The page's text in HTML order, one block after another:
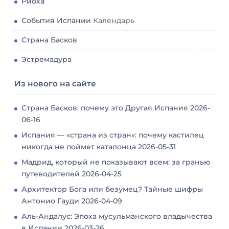
События Испании Календарь
Страна Басков
Эстремадура
Из нового на сайте
Страна Басков: почему это Другая Испания 2026-
06-16
Испания — «страна из стран»: почему кастилец
никогда не поймет каталонца 2026-05-31
Мадрид, который не показывают всем: за гранью
путеводителей 2026-04-25
Архитектор Бога или безумец? Тайные шифры
Антонио Гауди 2026-04-09
Аль-Андалус: Эпоха мусульманского владычества